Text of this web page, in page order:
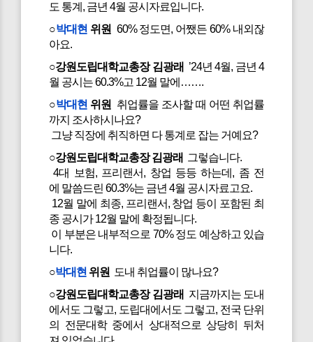
도 통계, 금년 4월 공시자료입니다.
○박대현 위원 60% 정도면, 어쨌든 60% 내외잖
아요.
○강원도립대학교총장 김광래 ’24년 4월, 금년 4
월 공시는 60.3%고 12월 말에…….
○박대현 위원
취업률을 조사할 때 어떤 취업률
까지 조사하시나요?
그냥 직장에 취직하면 다 통계로 잡는 거예요?
○강원도립대학교총장 김광래 그렇습니다.
4대 보험, 프리랜서, 창업 등등 하는데, 좀 전
에 말씀드린 60.3%는 금년 4월 공시자료고요.
12월 말에 최종, 프리랜서, 창업 등이 포함된 최
종 공시가 12월 말에 확정됩니다.
이 부분은 내부적으로 70% 정도 예상하고 있습
니다.
○박대현 위원 도내 취업률이 많나요?
○강원도립대학교총장 김광래 지금까지는 도내
에서도 그렇고, 도립대에서도 그렇고, 전국 단위
의 전문대학 중에서 상대적으로 상당히 뒤처